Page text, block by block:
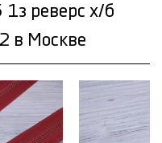
реверс х/б
в Москве